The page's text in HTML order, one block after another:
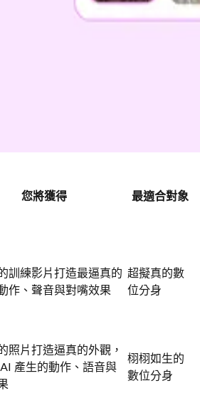
您將獲得 最適合對象
訓練影片打造最逼真的
作、聲音與對嘴效果
超擬真的數
位分身
照片打造逼真的外觀，
產生的動作、語音與
栩栩如生的
數位分身